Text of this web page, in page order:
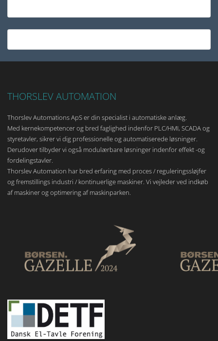
THORSLEV AUTOMATION
Thorslev Automations ApS er din specialist i automatiske anlæg.
Med kernekompetencer og bred faglighed indenfor PLC/HMI, SCADA og
styretavler, sikrer vi dig professionelle og automatiserede løsninger.
Derudover tilbyder vi også modulærbare løsninger indenfor effekt -og
fordelingstavler.
Thorslev Automation har bred erfaring med proces / reguleringssløjfer
og fremstillings industri / kontinuerlige maskiner. Vi vejleder ved indkøb
af maskiner og optimering af maskinparken.